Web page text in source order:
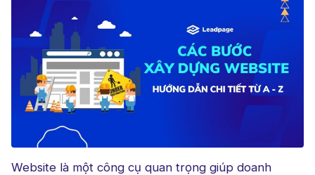
Tài liệu hướng dẫn
Website là một công cụ quan trọng giúp doanh